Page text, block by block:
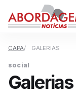
CAPA GALERIAS
social
Galerias